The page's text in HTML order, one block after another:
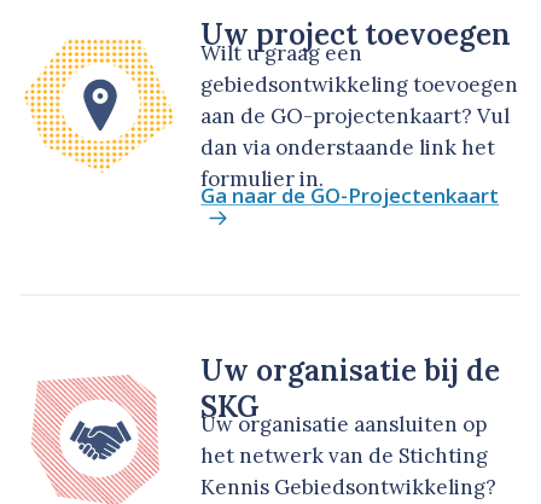
Uw project toevoegen
Wilt u graag een
gebiedsontwikkeling toevoegen
aan de GO-projectenkaart? Vul
dan via onderstaande link het
formulier in.
Ga naar de GO-Projectenkaart
Uw organisatie bij de
SKG
Uw organisatie aansluiten op
het netwerk van de Stichting
Kennis Gebiedsontwikkeling?